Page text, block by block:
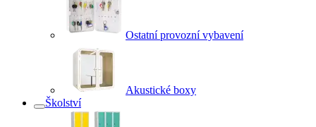
Ostatní provozní vybavení
Akustické boxy
Školství